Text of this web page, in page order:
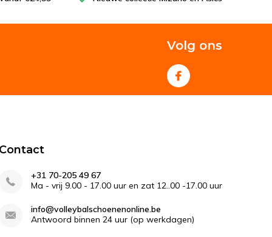
Volg ons
Contact
+31 70-205 49 67
Ma - vrij 9.00 - 17.00 uur en zat 12..00 -17.00 uur
info@volleybalschoenenonline.be
Antwoord binnen 24 uur (op werkdagen)